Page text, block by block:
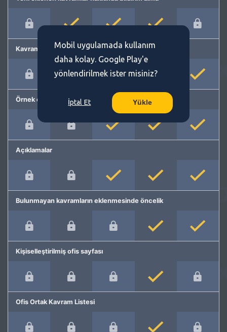
Kavram önerme
Örnek cümleler
Açıklamalar
Bulunmayan kavramların eklenmesinde öncelik
Kişiselleştirilmiş ofis sayfası
Ofis Ortak Kavram Listesi
Mobil uygulamada kullanım
daha kolay. Google Play'e
yönlendirilmek ister misiniz?
İptal Et Yükle